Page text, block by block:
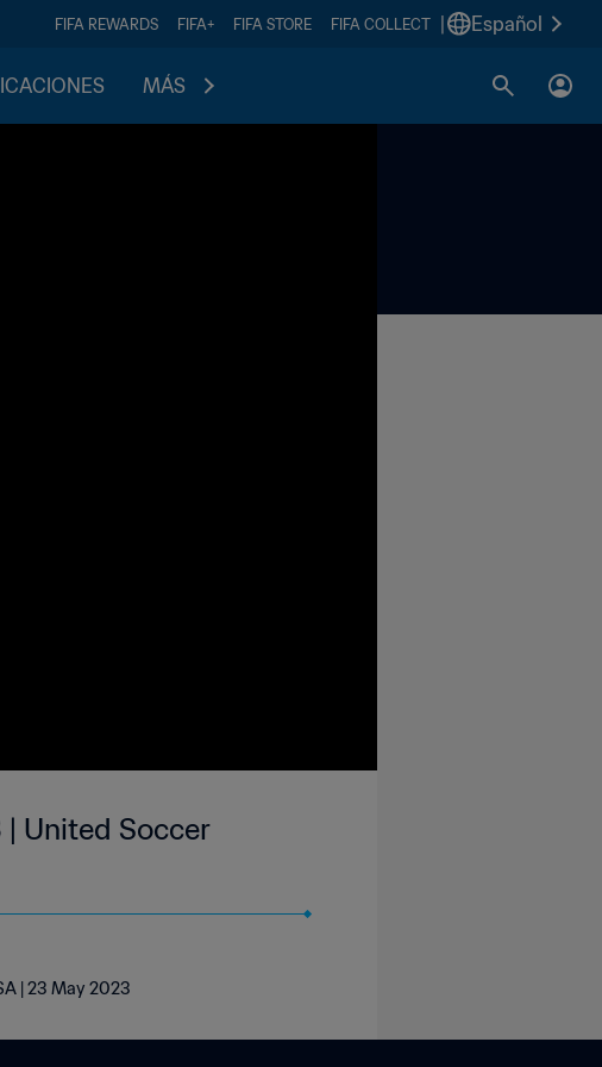
FIFA REWARDS FIFA+ FIFA STORE FIFA COLLECT Español
MÁS
United Soccer
| 23 May 2023